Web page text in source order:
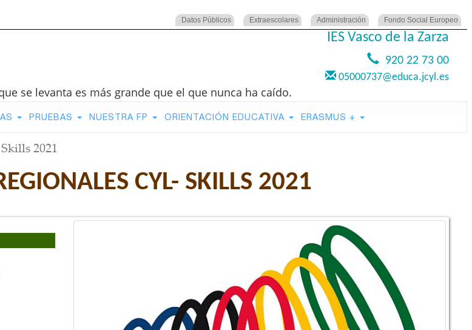
Datos Públicos Extraescolares Administración Fondo Social Europeo
IES Vasco de la Zarza
920 22 73 00
05000737@educa.jcyl.es
se levanta es más grande que el que nunca ha caído.
PRUEBAS NUESTRA FP ORIENTACIÓN EDUCATIVA ERASMUS +
2021
CYL- SKILLS 2021